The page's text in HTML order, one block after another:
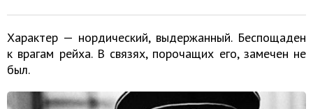
Характер — нордический, выдержанный. Беспощаден
к врагам рейха. В связях, порочащих его, замечен не
был.